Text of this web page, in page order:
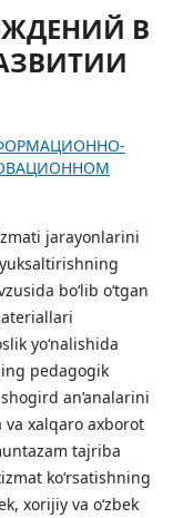
В
jarayonlarini
bo‘lib o‘tgan
yo‘nalishida
pedagogik
an’analarini
va xalqaro axborot
tajriba
ko‘rsatishning
xorijiy va o‘zbek